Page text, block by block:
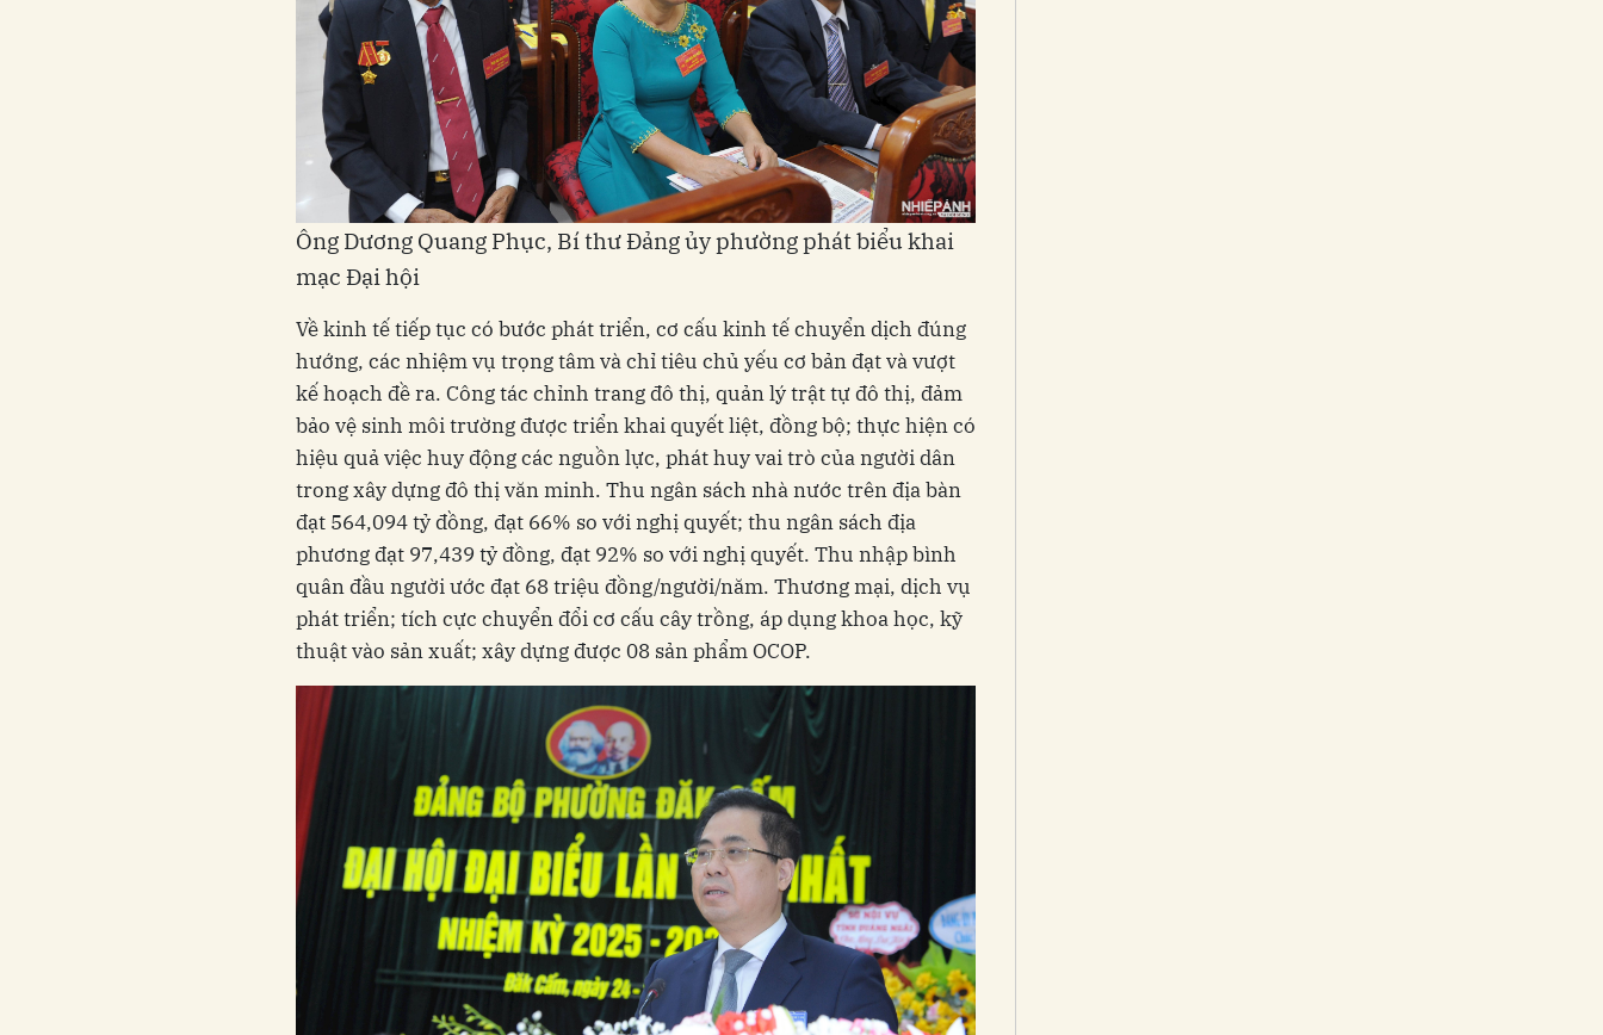
Ông Dương Quang Phục, Bí thư Đảng ủy phường phát biểu khai
mạc Đại hội
Về kinh tế tiếp tục có bước phát triển, cơ cấu kinh tế chuyển dịch đúng
hướng, các nhiệm vụ trọng tâm và chỉ tiêu chủ yếu cơ bản đạt và vượt
kế hoạch đề ra. Công tác chỉnh trang đô thị, quản lý trật tự đô thị, đảm
bảo vệ sinh môi trường được triển khai quyết liệt, đồng bộ; thực hiện có
hiệu quả việc huy động các nguồn lực, phát huy vai trò của người dân
trong xây dựng đô thị văn minh. Thu ngân sách nhà nước trên địa bàn
đạt 564,094 tỷ đồng, đạt 66% so với nghị quyết; thu ngân sách địa
phương đạt 97,439 tỷ đồng, đạt 92% so với nghị quyết. Thu nhập bình
quân đầu người ước đạt 68 triệu đồng/người/năm. Thương mại, dịch vụ
phát triển; tích cực chuyển đổi cơ cấu cây trồng, áp dụng khoa học, kỹ
thuật vào sản xuất; xây dựng được 08 sản phẩm OCOP.